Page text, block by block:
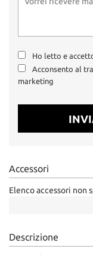
Ho letto e
Acconsento al
marketing
Accessori
Elenco accessori non
Descrizione
le